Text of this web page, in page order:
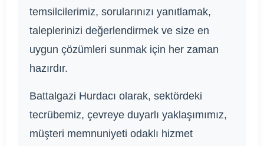
temsilcilerimiz, sorularınızı yanıtlamak,
taleplerinizi değerlendirmek ve size en
uygun çözümleri sunmak için her zaman
hazırdır.
Battalgazi Hurdacı olarak, sektördeki
tecrübemiz, çevreye duyarlı yaklaşımımız,
müşteri memnuniyeti odaklı hizmet